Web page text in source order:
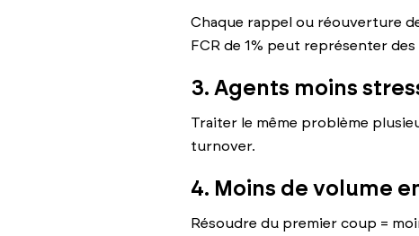
Chaque rappel ou réouverture
FCR de 1% peut représenter
3. Agents moins
Traiter le même problème
turnover.
4. Moins de volume
Résoudre du premier coup =